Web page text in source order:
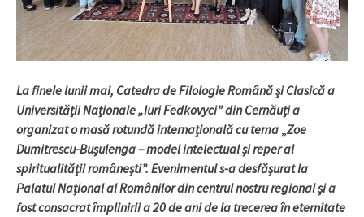
La finele lunii mai, Catedra de Filologie Română și Clasică a
Universității Naționale „Iuri Fedkovyci” din Cernăuți a
organizat o masă rotundă internațională cu tema „Zoe
Dumitrescu-Bușulenga – model intelectual și reper al
spiritualității românești”. Evenimentul s-a desfășurat la
Palatul Național al Românilor din centrul nostru regional și a
fost consacrat împlinirii a 20 de ani de la trecerea în eternitate